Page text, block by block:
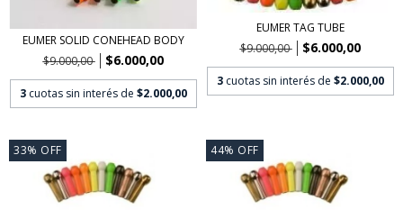
EUMER SOLID CONEHEAD BODY
$9.000,00
$6.000,00
3 cuotas sin interés de $2.000,00
EUMER TAG TUBE
$9.000,00
$6.000,00
3 cuotas sin interés de $2.000,00
33% OFF 44% OFF